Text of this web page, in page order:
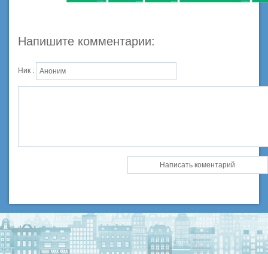
Напишите комментарии:
Ник :